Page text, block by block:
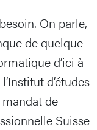
On parle,
de quelque
d’ici à
d’études
de
Suisse